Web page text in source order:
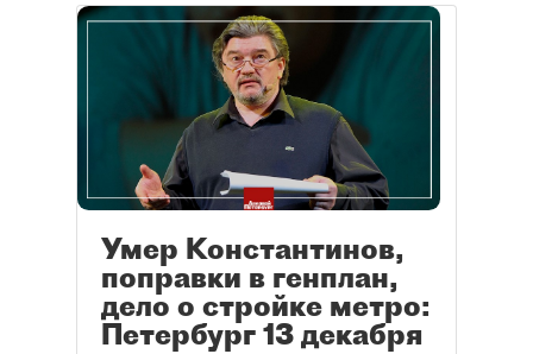
Умер Константинов,
поправки в генплан,
дело о стройке метро:
Петербург 13 декабря